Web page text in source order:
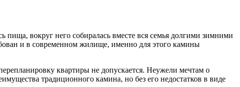
вокруг него собиралась вместе вся семья долгими зимними
и в современном жилище, именно для этого камины
квартиры не допускается. Неужели мечтам о
традиционного камина, но без его недостатков в виде